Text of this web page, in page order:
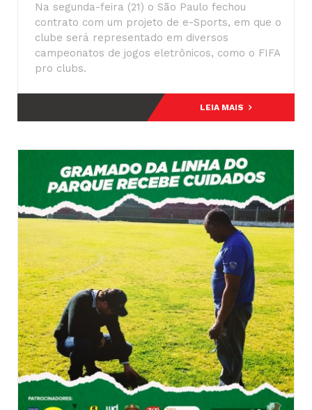
Na segunda-feira (21) o São Paulo fechou
contrato com um projeto de e-Sports, em que o
clube será representado em diversos
campeonatos de jogos eletrônicos, como o FIFA
pro clubs.
LEIA MAIS